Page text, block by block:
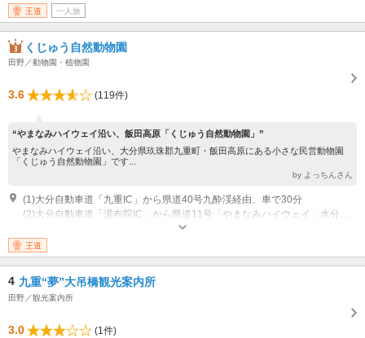
王道 一人旅
くじゅう自然動物園
田野／動物園・植物園
3.6 (119件)
“やまなみハイウェイ沿い、飯田高原「くじゅう自然動物園」”
やまなみハイウェイ沿い、大分県玖珠郡九重町・飯田高原にある小さな民営動物園
「くじゅう自然動物園」です...
by よっちんさん
(1)大分自動車道「九重IC」から県道40号九酔渓経由、車で30分
開園：３月下旬～１１月中旬 ９：３０～１７：００ １１月下旬～３月中
旬 １０：００～１６：３０ （その他季節により異なる ※ GW・夏休
み・３連休など多客期は延長あり） 休園：不定休
王道
4 九重“夢”大吊橋観光案内所
田野／観光案内所
3.0 (1件)